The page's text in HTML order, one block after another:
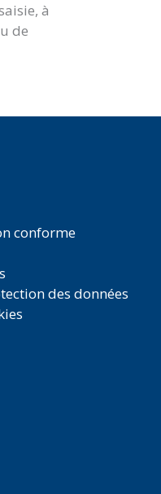
à
de
conforme
des données